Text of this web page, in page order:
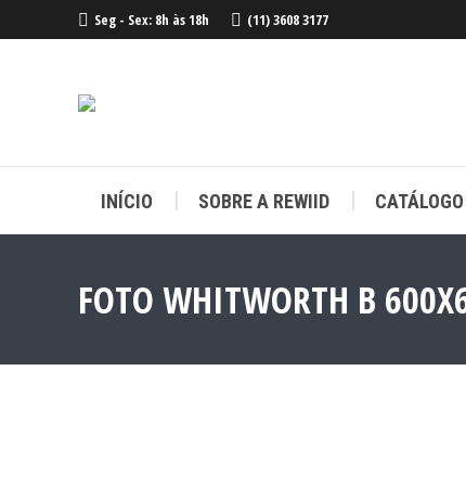
Seg - Sex: 8h às 18h (11) 3608 3177
INÍCIO SOBRE A REWIID
FOTO WHITWORTH B
INÍCIO SOBRE A REWIID